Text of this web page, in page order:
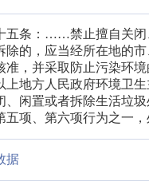
五条：……禁止擅自关闭
除的，应当经所在地的
准，并采取防止污染环
上地方人民政府环境卫
、闲置或者拆除生活垃
五项、第六项行为之一
据